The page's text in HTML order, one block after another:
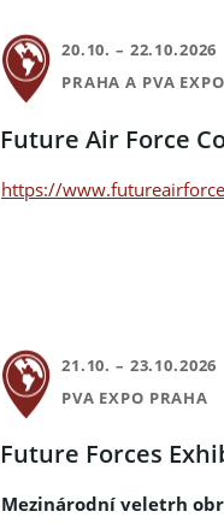
20.10. – 22.10.2026
PRAHA A PVA
Future Air Force
https://
21.10. – 23.10.2026
PVA EXPO PRAHA
Future Forces
Mezinárodní veletrh